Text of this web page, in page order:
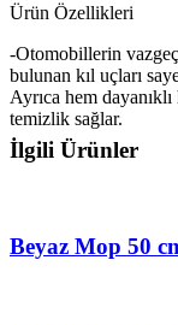
Ürün Özellikleri
-Otomobillerin
bulunan kıl uçları
Ayrıca hem
temizlik sağlar.
İlgili Ürünler
Beyaz Mop 50